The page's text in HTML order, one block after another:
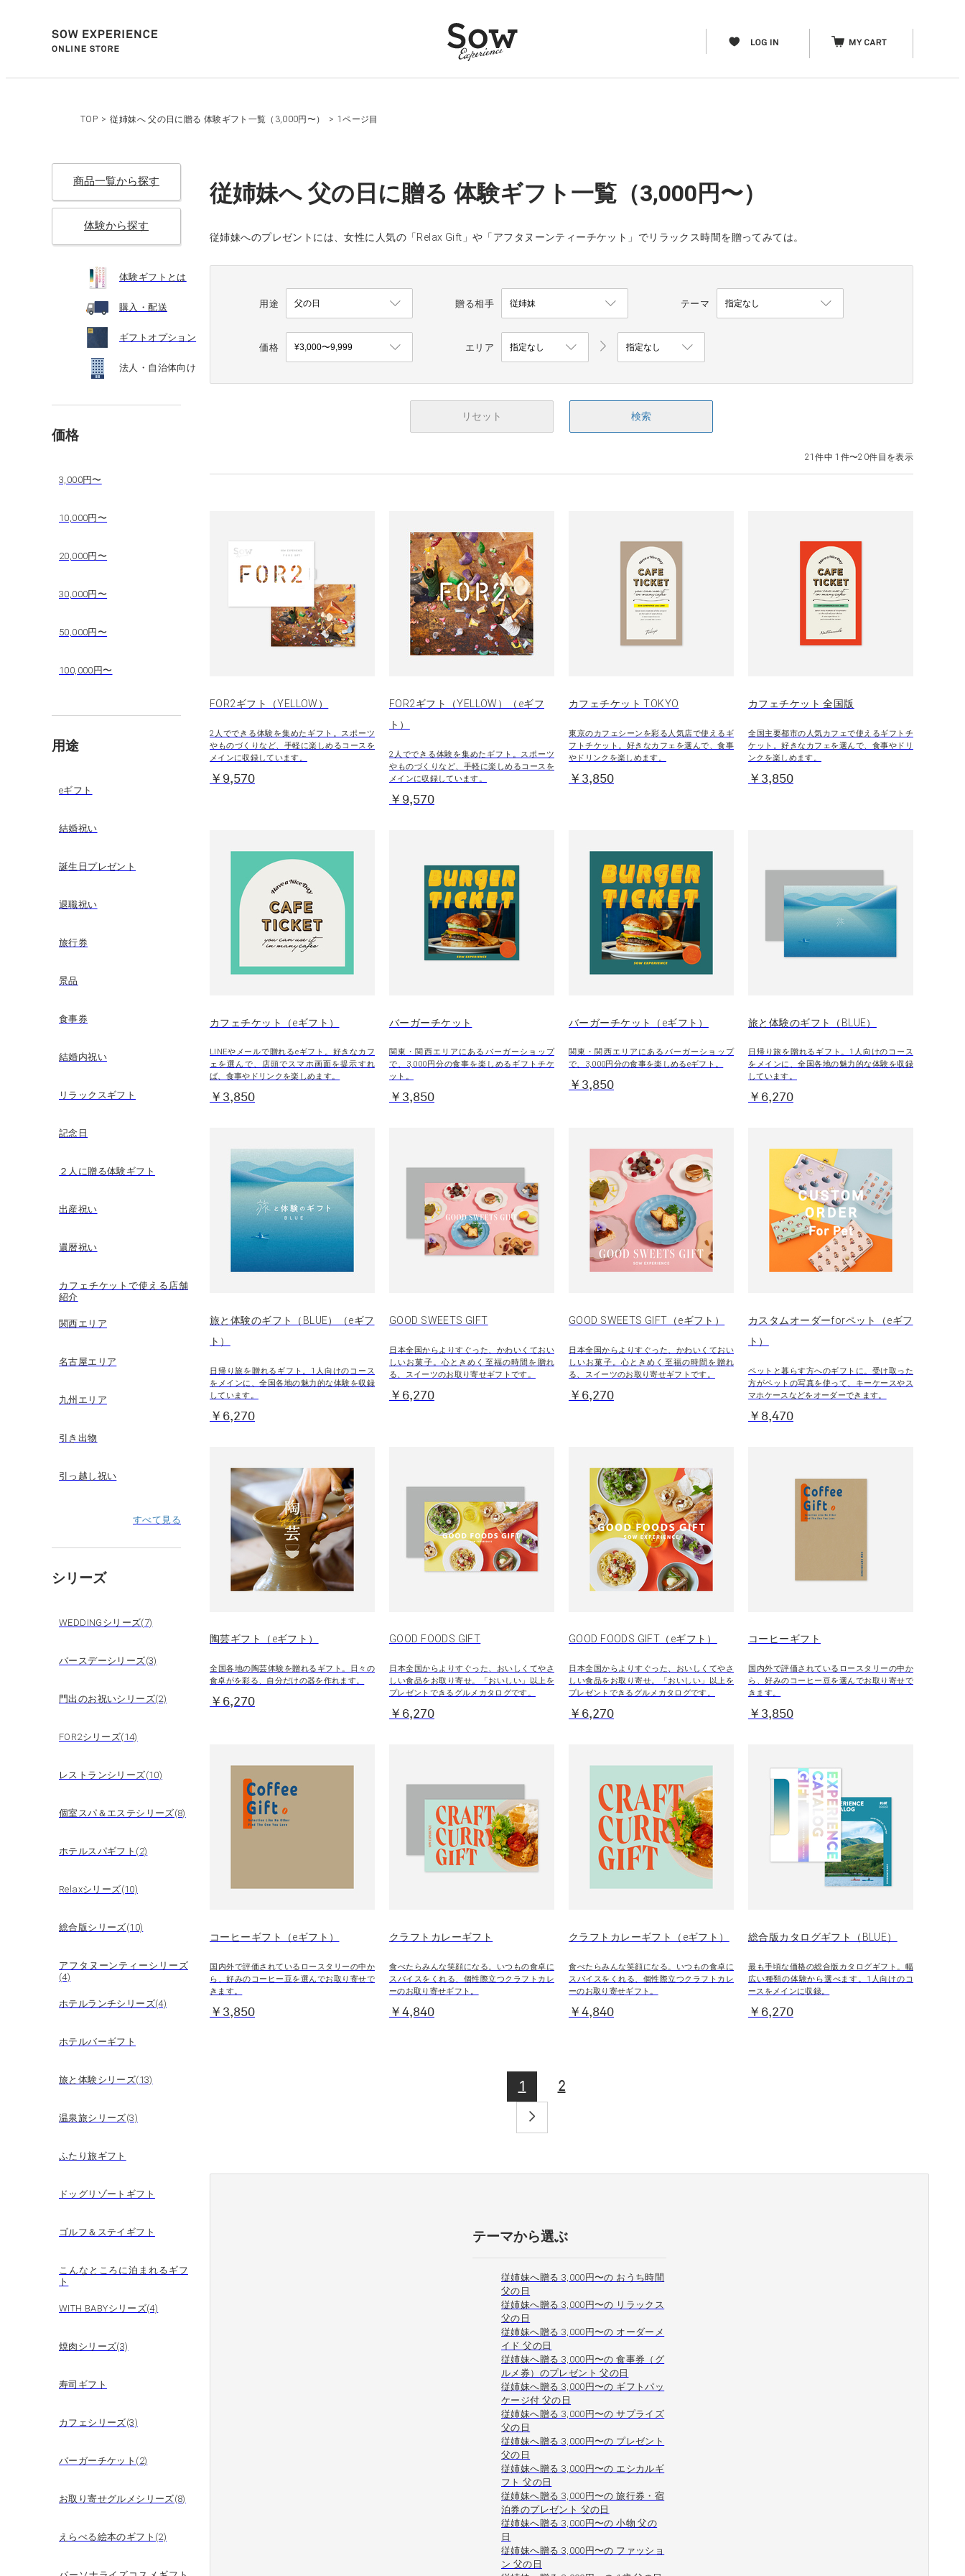
TOP > 従姉妹へ 父の日に贈る 体験ギフト一覧（3,000円〜） > 1ページ目
商品一覧から探す
体験から探す
体験ギフトとは
購入・配送
ギフトオプション
法人・自治体向け
価格
3,000円〜
10,000円〜
20,000円〜
30,000円〜
50,000円〜
100,000円〜
用途
eギフト
結婚祝い
誕生日プレゼント
退職祝い
旅行券
景品
食事券
結婚内祝い
リラックスギフト
記念日
２人に贈る体験ギフト
出産祝い
還暦祝い
カフェチケットで使える店舗
紹介
関西エリア
名古屋エリア
九州エリア
引き出物
引っ越し祝い
すべて見る
シリーズ
WEDDINGシリーズ(7)
バースデーシリーズ(3)
門出のお祝いシリーズ(2)
FOR2シリーズ(14)
レストランシリーズ(10)
個室スパ＆エステシリーズ(8)
ホテルスパギフト(2)
Relaxシリーズ(10)
総合版シリーズ(10)
アフタヌーンティーシリーズ
(4)
ホテルランチシリーズ(4)
ホテルバーギフト
旅と体験シリーズ(13)
温泉旅シリーズ(3)
ふたり旅ギフト
ドッグリゾートギフト
ゴルフ＆ステイギフト
こんなところに泊まれるギフ
ト
WITH BABYシリーズ(4)
焼肉シリーズ(3)
寿司ギフト
カフェシリーズ(3)
バーガーチケット(2)
お取り寄せグルメシリーズ(8)
えらべる絵本のギフト(2)
従姉妹へ 父の日に贈る 体験ギフト一覧（3,000円〜）
従姉妹へのプレゼントには、女性に人気の「Relax Gift」や「アフタヌーンティーチケット」でリラックス時間を贈ってみては。
用途 贈る相手 テーマ
価格 エリア
リセット 検索
21件中 1件〜20件目を表示
FOR2ギフト（YELLOW）
2人でできる体験を集めたギフト。スポーツ
やものづくりなど、手軽に楽しめるコースを
メインに収録しています。
￥9,570
FOR2ギフト（YELLOW）（eギフ
ト）
2人でできる体験を集めたギフト。スポーツ
やものづくりなど、手軽に楽しめるコースを
メインに収録しています。
￥9,570
カフェチケット TOKYO
東京のカフェシーンを彩る人気店で使えるギ
フトチケット。好きなカフェを選んで、食事
やドリンクを楽しめます。
￥3,850
カフェチケット 全国版
全国主要都市の人気カフェで使えるギフトチ
ケット。好きなカフェを選んで、食事やドリ
ンクを楽しめます。
￥3,850
カフェチケット（eギフト）
LINEやメールで贈れるeギフト。好きなカフ
ェを選んで、店頭でスマホ画面を提示すれ
ば、食事やドリンクを楽しめます。
￥3,850
バーガーチケット
関東・関西エリアにあるバーガーショップ
で、3,000円分の食事を楽しめるギフトチケ
ット。
￥3,850
バーガーチケット（eギフト）
関東・関西エリアにあるバーガーショップ
で、3,000円分の食事を楽しめるeギフト。
￥3,850
旅と体験のギフト（BLUE）
日帰り旅を贈れるギフト。1人向けのコース
をメインに、全国各地の魅力的な体験を収録
しています。
￥6,270
旅と体験のギフト（BLUE）（eギフ
ト）
日帰り旅を贈れるギフト。1人向けのコース
をメインに、全国各地の魅力的な体験を収録
しています。
￥6,270
GOOD SWEETS GIFT
日本全国からよりすぐった、かわいくておい
しいお菓子。心ときめく至福の時間を贈れ
る、スイーツのお取り寄せギフトです。
￥6,270
GOOD SWEETS GIFT（eギフト）
日本全国からよりすぐった、かわいくておい
しいお菓子。心ときめく至福の時間を贈れ
る、スイーツのお取り寄せギフトです。
￥6,270
カスタムオーダーforペット（eギフ
ト）
ペットと暮らす方へのギフトに。受け取った
方がペットの写真を使って、キーケースやス
マホケースなどをオーダーできます。
￥8,470
陶芸ギフト（eギフト）
全国各地の陶芸体験を贈れるギフト。日々の
食卓がを彩る、自分だけの器を作れます。
￥6,270
GOOD FOODS GIFT
日本全国からよりすぐった、おいしくてやさ
しい食品をお取り寄せ。「おいしい」以上を
プレゼントできるグルメカタログです。
￥6,270
GOOD FOODS GIFT（eギフト）
日本全国からよりすぐった、おいしくてやさ
しい食品をお取り寄せ。「おいしい」以上を
プレゼントできるグルメカタログです。
￥6,270
コーヒーギフト
国内外で評価されているロースタリーの中か
ら、好みのコーヒー豆を選んでお取り寄せで
きます。
￥3,850
コーヒーギフト（eギフト）
国内外で評価されているロースタリーの中か
ら、好みのコーヒー豆を選んでお取り寄せで
きます。
￥3,850
クラフトカレーギフト
食べたらみんな笑顔になる。いつもの食卓に
スパイスをくれる、個性際立つクラフトカレ
ーのお取り寄せギフト。
￥4,840
クラフトカレーギフト（eギフト）
食べたらみんな笑顔になる。いつもの食卓に
スパイスをくれる、個性際立つクラフトカレ
ーのお取り寄せギフト。
￥4,840
総合版カタログギフト（BLUE）
最も手頃な価格の総合版カタログギフト。幅
広い種類の体験から選べます。1人向けのコ
ースをメインに収録。
￥6,270
1 2
テーマから選ぶ
従姉妹へ贈る 3,000円〜の おうち時間
父の日
従姉妹へ贈る 3,000円〜の リラックス
父の日
従姉妹へ贈る 3,000円〜の オーダーメ
イド 父の日
従姉妹へ贈る 3,000円〜の 食事券（グ
ルメ券）のプレゼント 父の日
従姉妹へ贈る 3,000円〜の ギフトパッ
ケージ付 父の日
従姉妹へ贈る 3,000円〜の サプライズ
父の日
従姉妹へ贈る 3,000円〜の プレゼント
父の日
従姉妹へ贈る 3,000円〜の エシカルギ
フト 父の日
従姉妹へ贈る 3,000円〜の 旅行券・宿
泊券のプレゼント 父の日
従姉妹へ贈る 3,000円〜の 小物 父の
日
従姉妹へ贈る 3,000円〜の ファッショ
ン 父の日